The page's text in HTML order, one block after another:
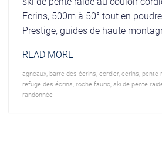
Ecrins, 500m à 50° tout en
Prestige, guides de haute
READ MORE
agneaux, barre des écrins cordier, ecrins pente
refuge des écrins roche faurio, ski de pente
randonnée